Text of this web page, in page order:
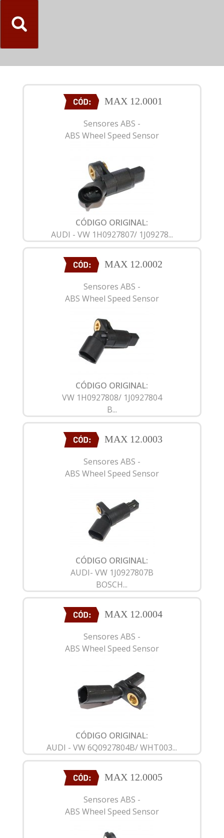
MAX 12.0001
Sensores ABS -
ABS Wheel Speed Sensor
CÓDIGO ORIGINAL:
AUDI - VW 1H0927807/ 1J09278...
MAX 12.0002
Sensores ABS -
ABS Wheel Speed Sensor
CÓDIGO ORIGINAL:
VW 1H0927808/ 1J0927804
B...
MAX 12.0003
Sensores ABS -
ABS Wheel Speed Sensor
CÓDIGO ORIGINAL:
AUDI- VW 1J0927807B
BOSCH...
MAX 12.0004
Sensores ABS -
ABS Wheel Speed Sensor
CÓDIGO ORIGINAL:
AUDI - VW 6Q0927804B/ WHT003...
MAX 12.0005
Sensores ABS -
ABS Wheel Speed Sensor